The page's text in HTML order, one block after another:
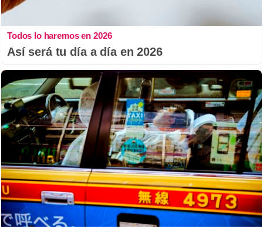
Todos lo haremos en 2026
Así será tu día a día en 2026